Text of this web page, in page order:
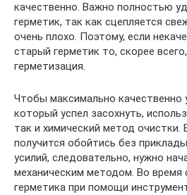
качественно. Важно полностью
герметик, так как сцепляется
очень плохо. Поэтому, если
старый герметик то, скорее
герметизация.
Чтобы максимально качественно
который успел засохнуть,
так и химический метод очистки.
получится обойтись без
усилий, следовательно, нужно
механическим методом. Во время
герметика при помощи